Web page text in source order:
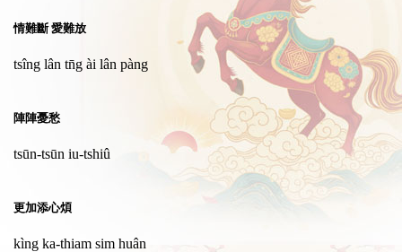
情難斷 愛難放
tsîng lân tn̄g ài lân pàng
陣陣憂愁
tsūn-tsūn iu-tshiû
更加添心煩
kìng ka-thiam sim huân